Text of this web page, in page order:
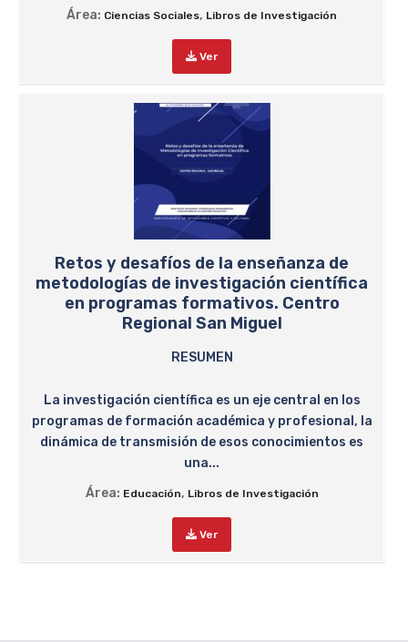
Área: Ciencias Sociales, Libros de Investigación
Ver
Retos y desafíos de la enseñanza de
metodologías de investigación científica
en programas formativos. Centro
Regional San Miguel
RESUMEN
La investigación científica es un eje central en los
programas de formación académica y profesional, la
dinámica de transmisión de esos conocimientos es
una...
Área: Educación, Libros de Investigación
Ver